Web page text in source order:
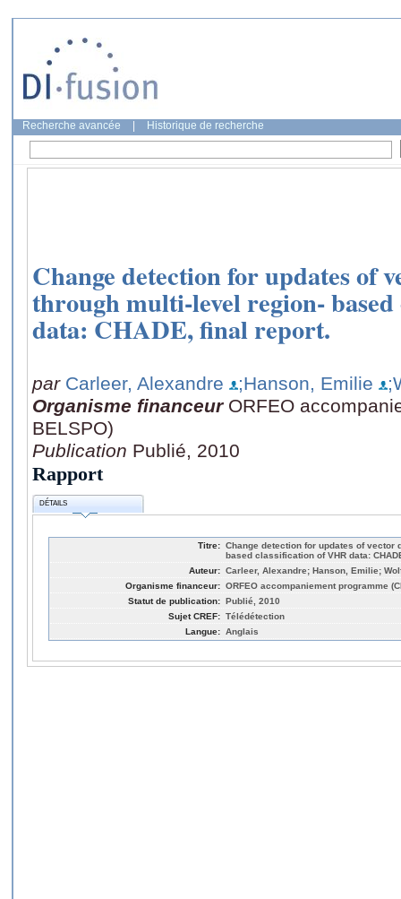
Recherche avancée Historique de recherche
Change detection for updates of
through multi-level region-
data: CHADE, final report.
par Carleer, Alexandre ;Hanson, Emilie
Organisme financeur ORFEO
BELSPO)
Publication Publié, 2010
Rapport
DÉTAILS
Titre: Change detection for updates of vector
based classification of VHR data:
Auteur: Carleer, Alexandre; Hanson, Emilie;
Organisme financeur: ORFEO accompaniement programme
Statut de publication: Publié, 2010
Sujet CREF: Télédétection
Langue: Anglais